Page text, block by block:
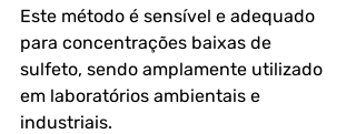
Este método é sensível e adequado
para concentrações baixas de
sulfeto, sendo amplamente utilizado
em laboratórios ambientais e
industriais.